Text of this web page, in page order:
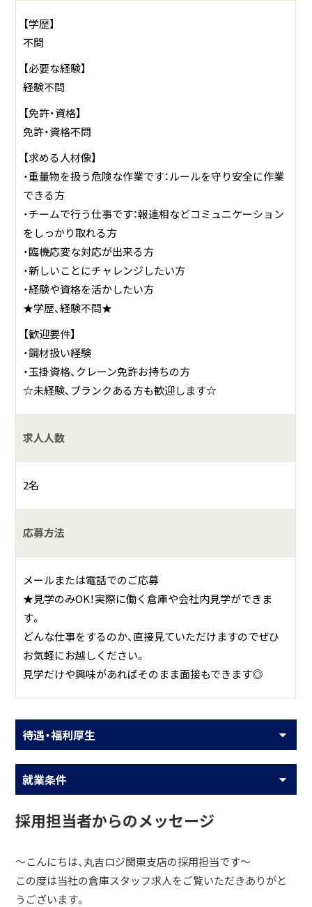
【学歴】
不問
【必要な経験】
経験不問
【免許・資格】
免許・資格不問
【求める人材像】
・重量物を扱う危険な作業です：ルールを守り安全に作業
できる方
・チームで行う仕事です：報連相などコミュニケーション
をしっかり取れる方
・臨機応変な対応が出来る方
・新しいことにチャレンジしたい方
・経験や資格を活かしたい方
★学歴、経験不問★
【歓迎要件】
・鋼材扱い経験
・玉掛資格、クレーン免許お持ちの方
☆未経験、ブランクある方も歓迎します☆
求人人数
2名
応募方法
メールまたは電話でのご応募
★見学のみOK！実際に働く倉庫や会社内見学ができま
す。
どんな仕事をするのか、直接見ていただけますのでぜひ
お気軽にお越しください。
見学だけや興味があればそのまま面接もできます◎
待遇・福利厚生
就業条件
採用担当者からのメッセージ
～こんにちは、丸吉ロジ関東支店の採用担当です～
この度は当社の倉庫スタッフ求人をご覧いただきありがと
うございます。